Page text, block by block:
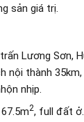
sản giá trị.
Lương Sơn,
nội thành
nhịp.
2, full đất ở.